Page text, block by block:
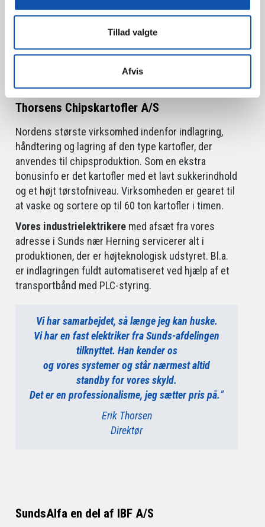
Tillad valgte
Afvis
adresse i Sunds nær Herning servicerer alt i
produktionen. Bl.a. siloanlæg, ekstruder, bånd,
afstabler samt køle- og ventilationsanlæg.
Thorsens Chipskartofler A/S
Nordens største virksomhed indenfor indlagring,
håndtering og lagring af den type kartofler, der
anvendes til chipsproduktion. Som en ekstra
bonusinfo er det kartofler med et lavt sukkerindhold
og et højt tørstofniveau. Virksomheden er gearet til
at vaske og sortere op til 60 ton kartofler i timen.
Vores industrielektrikere med afsæt fra vores
adresse i Sunds nær Herning servicerer alt i
produktionen, der er højteknologisk udstyret. Bl.a.
er indlagringen fuldt automatiseret ved hjælp af et
transportbånd med PLC-styring.
Vi har samarbejdet, så længe jeg kan huske.
Vi har en fast elektriker fra Sunds-afdelingen
tilknyttet. Han kender os
og vores systemer og står nærmest altid
standby for vores skyld.
Det er en professionalisme, jeg sætter pris på.”
Erik Thorsen
Direktør
SundsAlfa en del af IBF A/S